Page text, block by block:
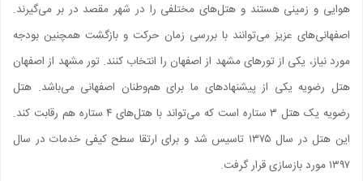
هوایی و زمینی هستند و هتل‌های مختلفی را در شهر مقصد در بر می‌گیرند.
اصفهانی‌های عزیز می‌توانند با بررسی زمان حرکت و بازگشت همچنین بودجه
مورد نیاز، یکی از تور‌های مشهد از اصفهان را انتخاب کنند. تور مشهد از اصفهان
هتل رضویه یکی از پیشنهاد‌های ما برای هم‌وطنان اصفهانی می‌باشد. هتل
رضویه یک هتل ۳ ستاره است که می‌تواند با هتل‌های ۴ ستاره هم رقابت کند.
این هتل در سال ۱۳۷۵ تاسیس شد و برای ارتقا سطح کیفی خدمات در سال
۱۳۹۷ مورد بازسازی قرار گرفت.